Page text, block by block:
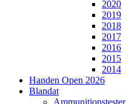
2020
2019
2018
2017
2016
2015
2014
Handen Open 2026
Blandat
Ammunitionstester